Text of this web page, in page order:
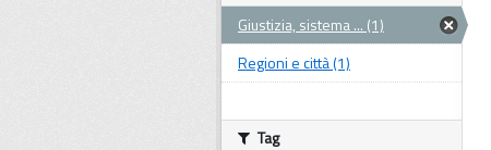
Giustizia, sistema ... (1)
Regioni e città (1)
Tag